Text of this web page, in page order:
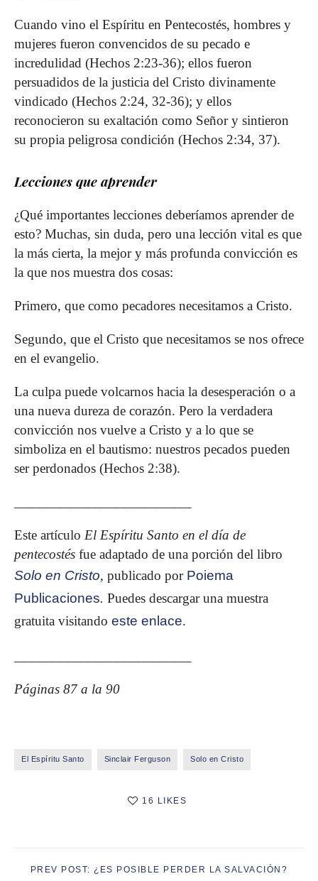
Cuando vino el Espíritu en Pentecostés, hombres y
mujeres fueron convencidos de su pecado e
incredulidad (Hechos 2:23-36); ellos fueron
persuadidos de la justicia del Cristo divinamente
vindicado (Hechos 2:24, 32-36); y ellos
reconocieron su exaltación como Señor y sintieron
su propia peligrosa condición (Hechos 2:34, 37).
Lecciones que aprender
¿Qué importantes lecciones deberíamos aprender de
esto? Muchas, sin duda, pero una lección vital es que
la más cierta, la mejor y más profunda convicción es
la que nos muestra dos cosas:
Primero, que como pecadores necesitamos a Cristo.
Segundo, que el Cristo que necesitamos se nos ofrece
en el evangelio.
La culpa puede volcarnos hacia la desesperación o a
una nueva dureza de corazón. Pero la verdadera
convicción nos vuelve a Cristo y a lo que se
simboliza en el bautismo: nuestros pecados pueden
ser perdonados (Hechos 2:38).
Este artículo El Espíritu Santo en el día de
pentecostés fue adaptado de una porción del libro
Solo en Cristo, publicado por Poiema
Publicaciones. Puedes descargar una muestra
gratuita visitando este enlace.
Páginas 87 a la 90
El Espíritu Santo Sinclair Ferguson Solo en Cristo
16 LIKES
PREV POST: ¿ES POSIBLE PERDER LA SALVACIÓN?